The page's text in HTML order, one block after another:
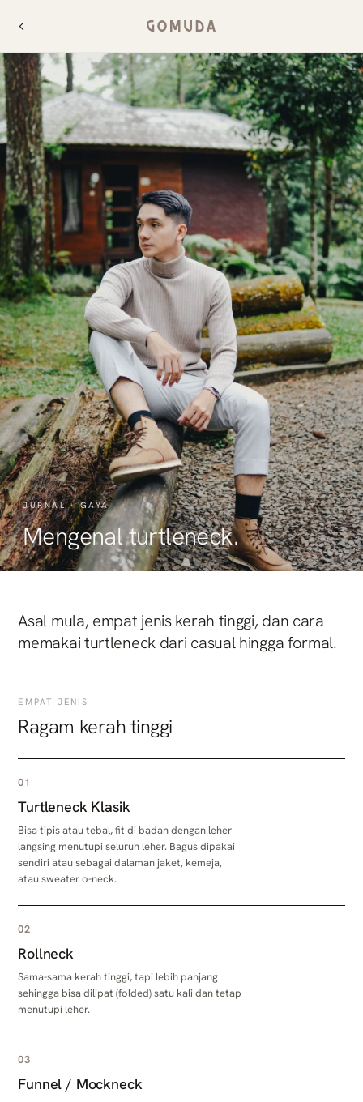
JURNAL · GAYA
Mengenal turtleneck.
Asal mula, empat jenis kerah tinggi, dan cara
memakai turtleneck dari casual hingga formal.
EMPAT JENIS
Ragam kerah tinggi
01
Turtleneck Klasik
Bisa tipis atau tebal, fit di badan dengan leher
langsing menutupi seluruh leher. Bagus dipakai
sendiri atau sebagai dalaman jaket, kemeja,
atau sweater o-neck.
02
Rollneck
Sama-sama kerah tinggi, tapi lebih panjang
sehingga bisa dilipat (folded) satu kali dan tetap
menutupi leher.
03
Funnel / Mockneck